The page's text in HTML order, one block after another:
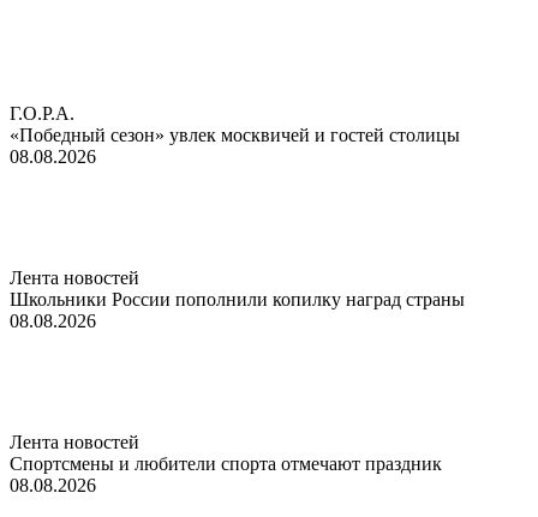
Г.О.Р.А.
«Победный сезон» увлек москвичей и гостей столицы
08.08.2026
Лента новостей
Школьники России пополнили копилку наград страны
08.08.2026
Лента новостей
Спортсмены и любители спорта отмечают праздник
08.08.2026